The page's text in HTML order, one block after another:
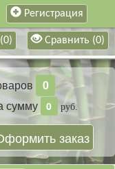
Регистрация
0) Сравнить (0)
0
сумму
0 руб.
заказ